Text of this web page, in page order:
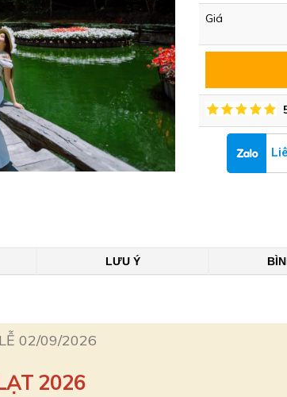
Giá
LƯU Ý
02/09/2026
2026